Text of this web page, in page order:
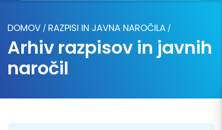
DOMOV / RAZPISI IN JAVNA NAROČILA /
Arhiv razpisov in javnih
naročil